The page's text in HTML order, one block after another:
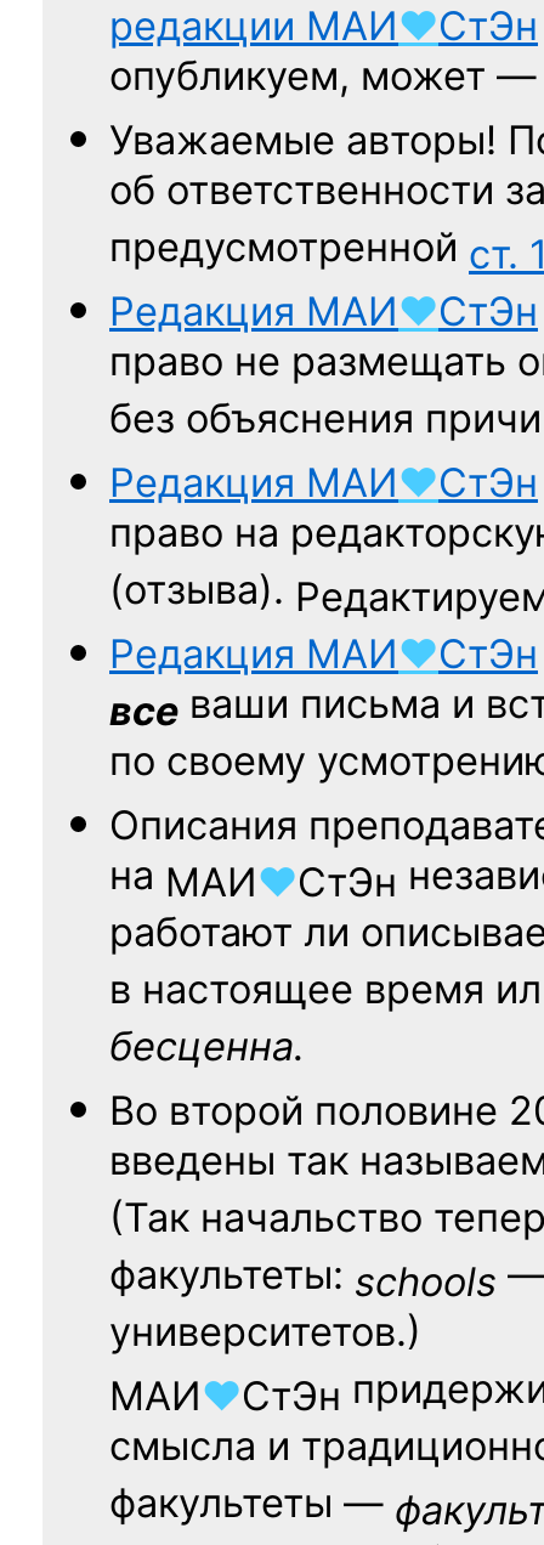
редакции МАИ♥СтЭн
опубликуем, может
Уважаемые авторы!
об ответственности
предусмотренной ст.
Редакция МАИ♥СтЭн
право не размещать
без объяснения
Редакция МАИ♥СтЭн
право на
(отзыва).
Редакция МАИ♥СтЭн
все ваши письма и
по своему
Описания
на МАИ♥СтЭн
работают ли
в настоящее время
бесценна.
Во второй половине
введены так
(Так начальство
факультеты: schools —
университетов.)
МАИ♥СтЭн
смысла и
факультеты —